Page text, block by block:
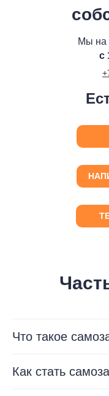
Мы на
с
Что такое
Как стать